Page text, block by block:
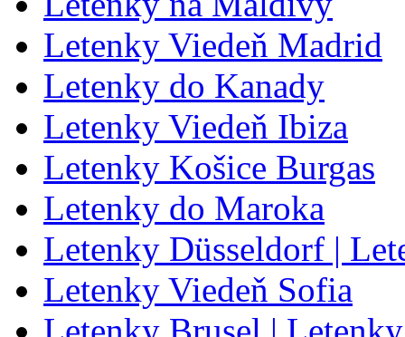
Letenky Viedeň Madrid
Letenky do Kanady
Letenky Viedeň Ibiza
Letenky Košice Burgas
Letenky do Maroka
Letenky Düsseldorf |
Letenky Viedeň Sofia